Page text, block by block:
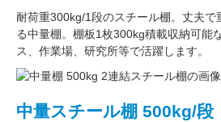
耐荷重300kg/1段のスチール棚。丈夫で
る中量棚。 棚板1枚300kg積載収納可能
ス、作業場、研究所等で活躍します。
中量スチール棚 500kg/段